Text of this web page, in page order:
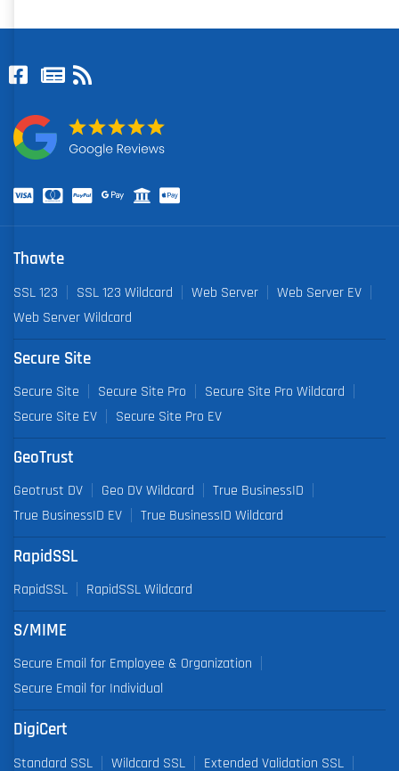
Thawte
SSL 123 SSL 123 Wildcard Web Server
Web Server EV
Web Server Wildcard
Secure Site
Secure Site Secure Site Pro
Secure Site Pro Wildcard
Secure Site EV
Secure Site Pro EV
GeoTrust
Geotrust DV Geo DV Wildcard
True BusinessID
True BusinessID EV
True BusinessID Wildcard
RapidSSL
RapidSSL RapidSSL Wildcard
S/MIME
Secure Email for Employee & Organization
Secure Email for Individual
DigiCert
Standard SSL Wildcard SSL
Extended Validation SSL